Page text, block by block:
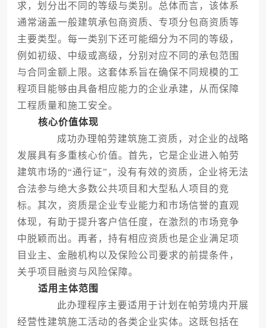
求，划分出不同的等级与类别。总体而言，该体系
通常涵盖一般建筑承包商资质、专项分包商资质等
主要类型。每一类别下还可能细分为不同的等级，
例如初级、中级或高级，分别对应不同的承包范围
与合同金额上限。这套体系旨在确保不同规模的工
程项目能够由具备相应能力的企业承建，从而保障
工程质量和施工安全。
核心价值体现
成功办理帕劳建筑施工资质，对企业的战略
发展具有多重核心价值。首先，它是企业进入帕劳
建筑市场的“通行证”，没有有效的资质，企业将无法
合法参与绝大多数公共项目和大型私人项目的竞
标。其次，资质是企业专业能力和市场信誉的直观
体现，有助于提升客户信任度，在激烈的市场竞争
中脱颖而出。再者，持有相应资质也是企业满足项
目业主、金融机构以及保险公司要求的前提条件，
关乎项目融资与风险保障。
适用主体范围
此办理程序主要适用于计划在帕劳境内开展
经营性建筑施工活动的各类企业实体。这既包括在